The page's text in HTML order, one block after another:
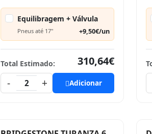
Equilibragem + Válvula
Pneus até 17" +9,50€/un
Total Estimado:
310,64€
-
2 + Adicionar